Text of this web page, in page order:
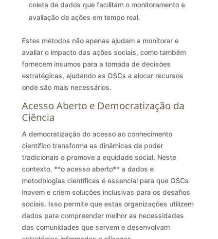
coleta de dados que facilitam o monitoramento e
avaliação de ações em tempo real.
Estes métodos não apenas ajudam a monitorar e
avaliar o impacto das ações sociais, como também
fornecem insumos para a tomada de decisões
estratégicas, ajudando as OSCs a alocar recursos
onde são mais necessários.
Acesso Aberto e Democratização da
Ciência
A democratização do acesso ao conhecimento
científico transforma as dinâmicas de poder
tradicionais e promove a equidade social. Neste
contexto, **o acesso aberto** a dados e
metodologias científicas é essencial para que OSCs
inovem e criem soluções inclusivas para os desafios
sociais. Isso permite que estas organizações utilizem
dados para compreender melhor as necessidades
das comunidades que servem e desenvolvam